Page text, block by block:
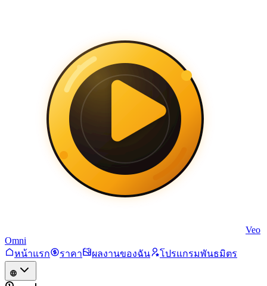
Veo
Omni
หน้าแรก
ราคา ผลงานของฉัน โปรแกรมพันธมิตร